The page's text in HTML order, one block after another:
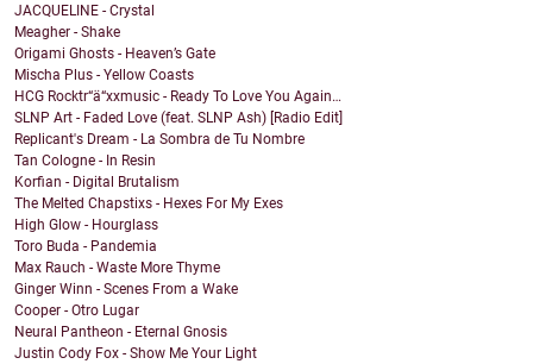
JACQUELINE - Crystal
Meagher - Shake
Origami Ghosts - Heaven’s Gate
Mischa Plus - Yellow Coasts
HCG Rocktr“ä“xxmusic - Ready To Love You Again…
SLNP Art - Faded Love (feat. SLNP Ash) [Radio Edit]
Replicant's Dream - La Sombra de Tu Nombre
Tan Cologne - In Resin
Korfian - Digital Brutalism
The Melted Chapstixs - Hexes For My Exes
High Glow - Hourglass
Toro Buda - Pandemia
Max Rauch - Waste More Thyme
Ginger Winn - Scenes From a Wake
Cooper - Otro Lugar
Neural Pantheon - Eternal Gnosis
Justin Cody Fox - Show Me Your Light